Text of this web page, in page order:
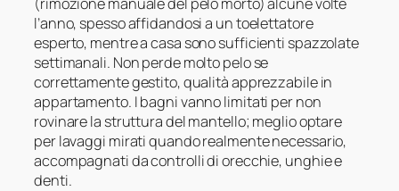
l’anno, spesso affidandosi a un toelettatore
esperto, mentre a casa sono sufficienti spazzolate
settimanali. Non perde molto pelo se
correttamente gestito, qualità apprezzabile in
appartamento. I bagni vanno limitati per non
rovinare la struttura del mantello; meglio optare
per lavaggi mirati quando realmente necessario,
accompagnati da controlli di orecchie, unghie e
denti.